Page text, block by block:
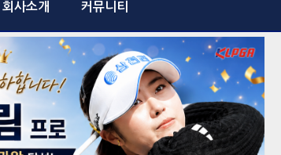
회사소개 커뮤니티
cancel